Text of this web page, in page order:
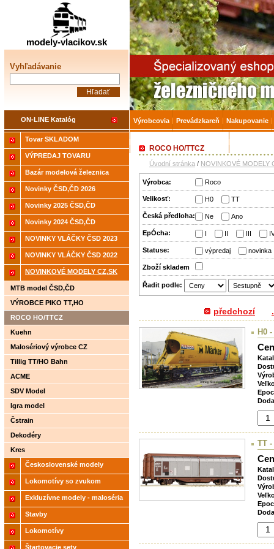
ROCO HO/TTCZ
Úvodní stránka / NOVINKOVÉ MODELY
Výrobca: Roco
Velikosť: H0 TT
Česká předloha: Ne Ano
EpÓcha: I II III
Statuse: výpredaj novinka
Zboží­ skladem
Řadit podle:
předchozí
H0
TT
Tovar SKLADOM
VÝPREDAJ TOVARU
Bazár modelová železnica
Novinky ČSD,ČD 2026
Novinky 2025 ČSD,ČD
Novinky 2024 ČSD,ČD
NOVINKY VLÁČKY ČSD 2023
NOVINKY VLÁČKY ČSD 2022
NOVINKOVÉ MODELY CZ,SK
2021
MTB model ČSD,ČD
VÝROBCE PIKO TT,HO
ROCO HO/TTCZ
Kuehn
Malosériový výrobce CZ
Tillig TT/HO Bahn
ACME
SDV Model
Igra model
Čstrain
Dekodéry
Kres
Československé modely
ČSD,ČD
Lokomotívy so zvukom
Exkluzívne modely - maloséria
Stavby
Lokomotívy
Štartovacie sety
modely-vlacikov.sk
Vyhľadávanie
ON-LINE Katalóg
Železničné
Výrobcovia Prevádzkareň Nakupovanie